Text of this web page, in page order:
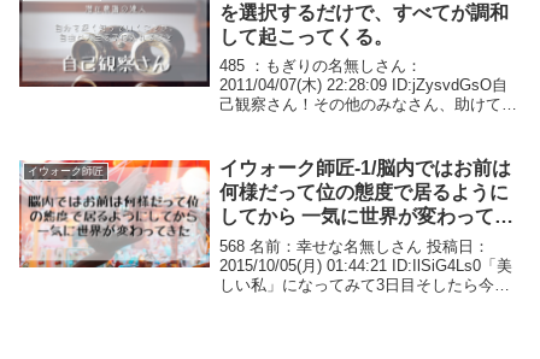
を選択するだけで、すべてが調和
して起こってくる。
485 ：もぎりの名無しさん：
2011/04/07(木) 22:28:09 ID:jZysvdGsO自
己観察さん！その他のみなさん、助けてく
とで楽になると思ったので...
イウォーク師匠
イウォーク師匠-1/脳内ではお前は
何様だって位の態度で居るように
してから 一気に世界が変わってき
た
568 名前：幸せな名無しさん 投稿日：
2015/10/05(月) 01:44:21 ID:IlSiG4Ls0「美
しい私」になってみて3日目そしたら今